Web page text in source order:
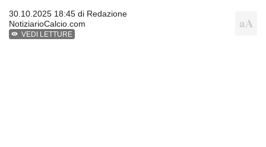
30.10.2025 18:45 di Redazione
NotiziarioCalcio.com
VEDI LETTURE